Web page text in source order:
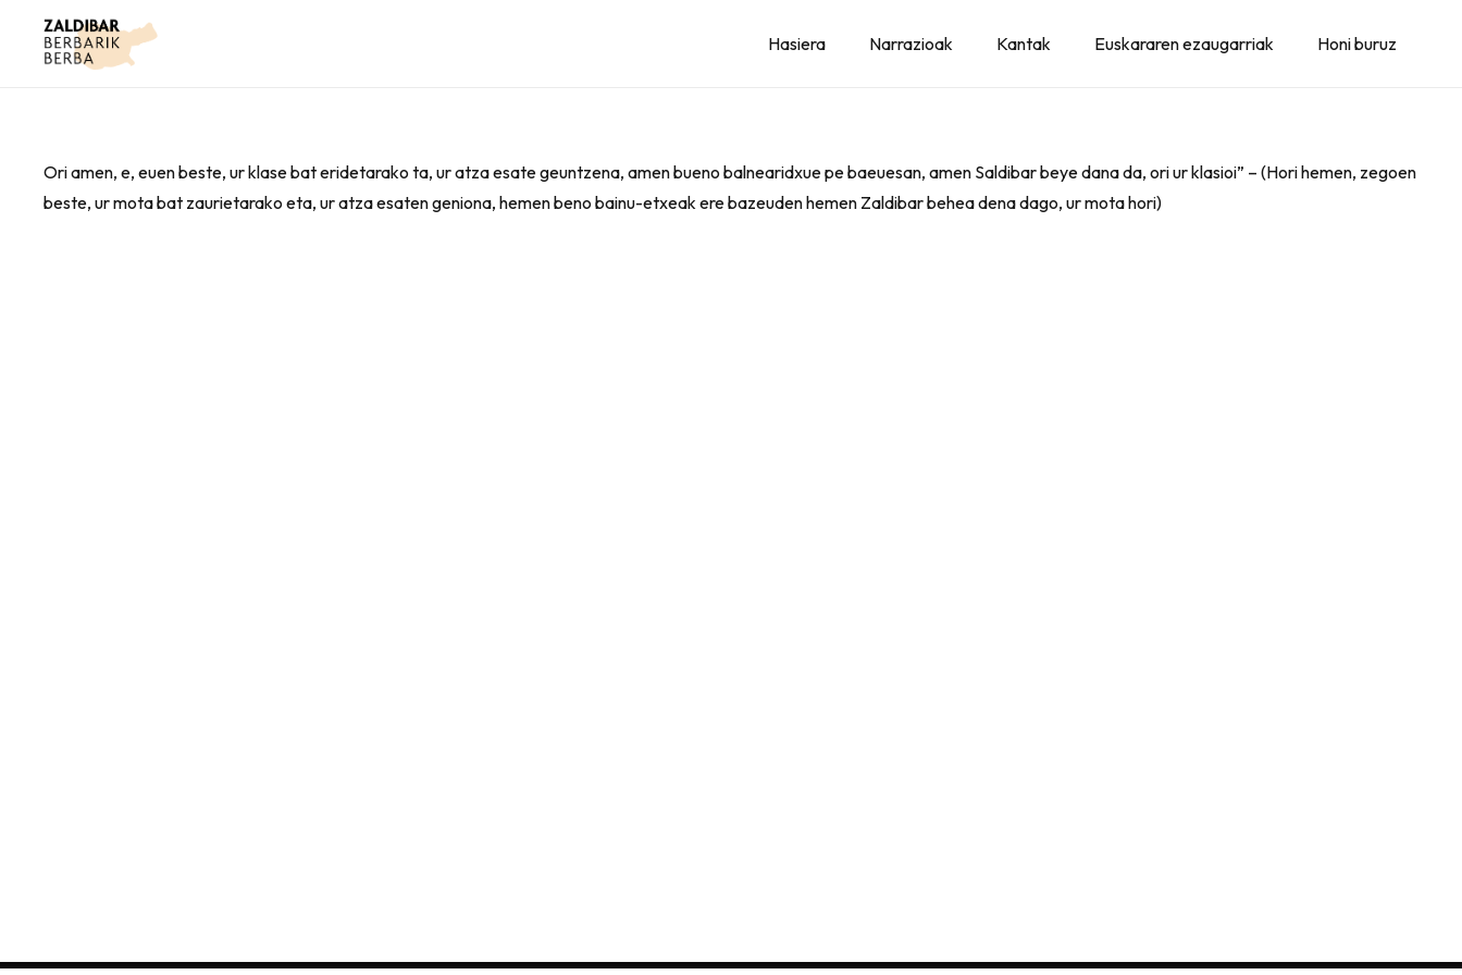
Hasiera Narrazioak Kantak Euskararen ezaugarriak Honi buruz
Ori amen, e, euen beste, ur klase bat eridetarako ta, ur atza esate geuntzena, amen bueno balnearidxue pe baeuesan, amen Saldibar beye dana da, ori ur klasioi” – (Hori hemen, zegoen
beste, ur mota bat zaurietarako eta, ur atza esaten geniona, hemen beno bainu-etxeak ere bazeuden hemen Zaldibar behea dena dago, ur mota hori)